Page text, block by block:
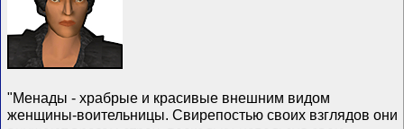
"Менады - храбрые и красивые внешним видом
женщины-воительницы. Свирепостью своих взглядов они